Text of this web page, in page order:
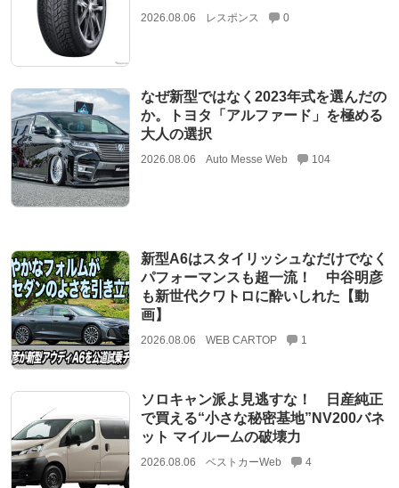
2026.08.06 レスポンス 0
なぜ新型ではなく2023年式を選んだの
か。トヨタ「アルファード」を極める
大人の選択
2026.08.06 Auto Messe Web 104
新型A6はスタイリッシュなだけでなく
パフォーマンスも超一流！ 中谷明彦
も新世代クワトロに酔いしれた【動
画】
2026.08.06 WEB CARTOP 1
ソロキャン派よ見逃すな！ 日産純正
で買える“小さな秘密基地”NV200バネ
ット マイルームの破壊力
2026.08.06 ベストカーWeb 4